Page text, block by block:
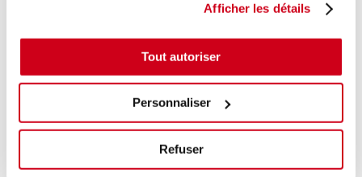
Afficher les détails
Tout autoriser
Personnaliser
Refuser